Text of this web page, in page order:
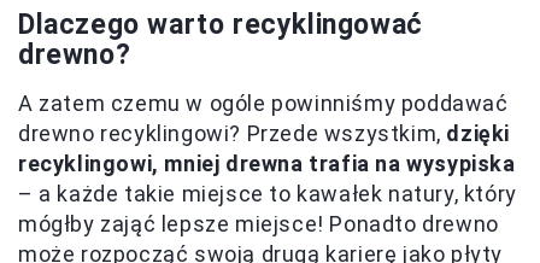
Dlaczego warto recyklingować
drewno?
A zatem czemu w ogóle powinniśmy poddawać
drewno recyklingowi? Przede wszystkim, dzięki
recyklingowi, mniej drewna trafia na wysypiska
– a każde takie miejsce to kawałek natury, który
mógłby zająć lepsze miejsce! Ponadto drewno
może rozpocząć swoją drugą karierę jako płyty